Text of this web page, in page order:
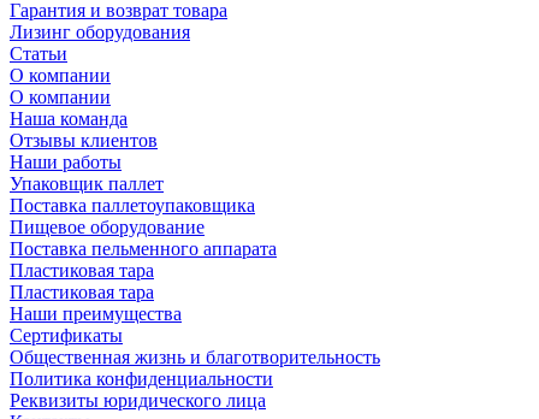
Гарантия и возврат товара
Лизинг оборудования
Статьи
О компании
О компании
Наша команда
Отзывы клиентов
Наши работы
Упаковщик паллет
Поставка паллетоупаковщика
Пищевое оборудование
Поставка пельменного аппарата
Пластиковая тара
Пластиковая тара
Наши преимущества
Сертификаты
Общественная жизнь и благотворительность
Политика конфиденциальности
Реквизиты юридического лица